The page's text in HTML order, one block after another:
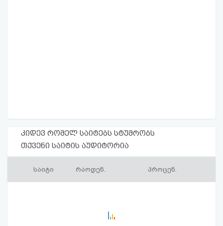
კიდევ რომელ საიტებს სტუმრობს
თქვენი საიტის აუდიტორია
საიტი რაოდენ. პროცენ.